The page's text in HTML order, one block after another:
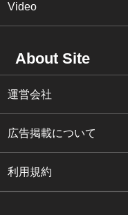
Video
About Site
運営会社
広告掲載について
利用規約